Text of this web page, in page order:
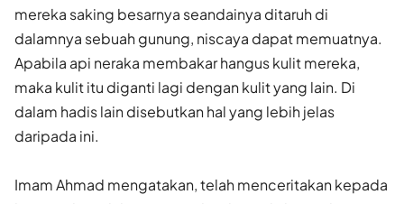
mereka saking besarnya seandainya ditaruh di
dalamnya sebuah gunung, niscaya dapat memuatnya.
Apabila api neraka membakar hangus kulit mereka,
maka kulit itu diganti lagi dengan kulit yang lain. Di
dalam hadis lain disebutkan hal yang lebih jelas
daripada ini.
Imam Ahmad mengatakan, telah menceritakan kepada